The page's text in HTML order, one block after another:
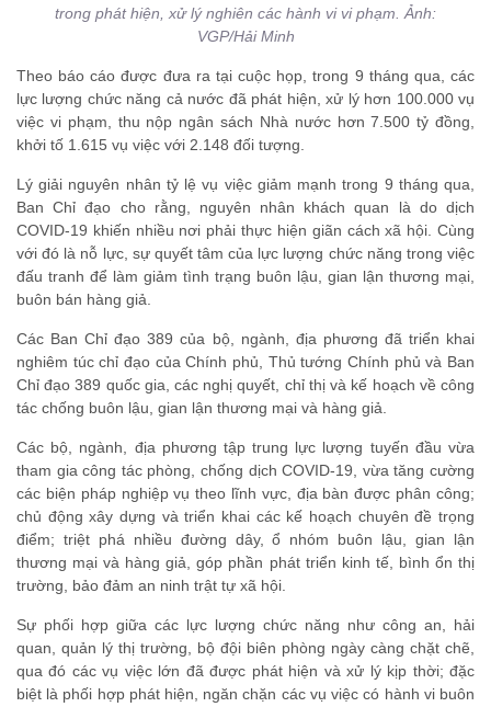
trong phát hiện, xử lý nghiên các hành vi vi phạm. Ảnh:
VGP/Hải Minh
Theo báo cáo được đưa ra tại cuộc họp, trong 9 tháng qua, các
lực lượng chức năng cả nước đã phát hiện, xử lý hơn 100.000 vụ
việc vi phạm, thu nộp ngân sách Nhà nước hơn 7.500 tỷ đồng,
khởi tố 1.615 vụ việc với 2.148 đối tượng.
Lý giải nguyên nhân tỷ lệ vụ việc giảm mạnh trong 9 tháng qua,
Ban Chỉ đạo cho rằng, nguyên nhân khách quan là do dịch
COVID-19 khiến nhiều nơi phải thực hiện giãn cách xã hội. Cùng
với đó là nỗ lực, sự quyết tâm của lực lượng chức năng trong việc
đấu tranh để làm giảm tình trạng buôn lậu, gian lận thương mại,
buôn bán hàng giả.
Các Ban Chỉ đạo 389 của bộ, ngành, địa phương đã triển khai
nghiêm túc chỉ đạo của Chính phủ, Thủ tướng Chính phủ và Ban
Chỉ đạo 389 quốc gia, các nghị quyết, chỉ thị và kế hoạch về công
tác chống buôn lậu, gian lận thương mại và hàng giả.
Các bộ, ngành, địa phương tập trung lực lượng tuyến đầu vừa
tham gia công tác phòng, chống dịch COVID-19, vừa tăng cường
các biện pháp nghiệp vụ theo lĩnh vực, địa bàn được phân công;
chủ động xây dựng và triển khai các kế hoạch chuyên đề trọng
điểm; triệt phá nhiều đường dây, ổ nhóm buôn lậu, gian lận
thương mại và hàng giả, góp phần phát triển kinh tế, bình ổn thị
trường, bảo đảm an ninh trật tự xã hội.
Sự phối hợp giữa các lực lượng chức năng như công an, hải
quan, quản lý thị trường, bộ đội biên phòng ngày càng chặt chẽ,
qua đó các vụ việc lớn đã được phát hiện và xử lý kịp thời; đặc
biệt là phối hợp phát hiện, ngăn chặn các vụ việc có hành vi buôn